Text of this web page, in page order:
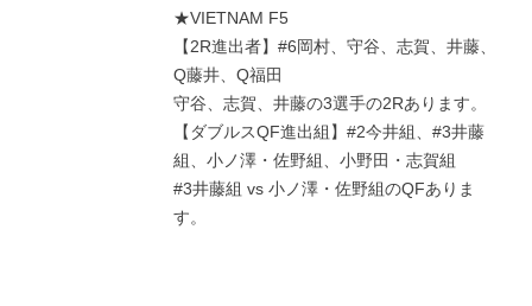
★VIETNAM F5
【2R進出者】#6岡村、守谷、志賀、井藤、
Q藤井、Q福田
守谷、志賀、井藤の3選手の2Rあります。
【ダブルスQF進出組】#2今井組、#3井藤
組、小ノ澤・佐野組、小野田・志賀組
#3井藤組 vs 小ノ澤・佐野組のQFありま
す。